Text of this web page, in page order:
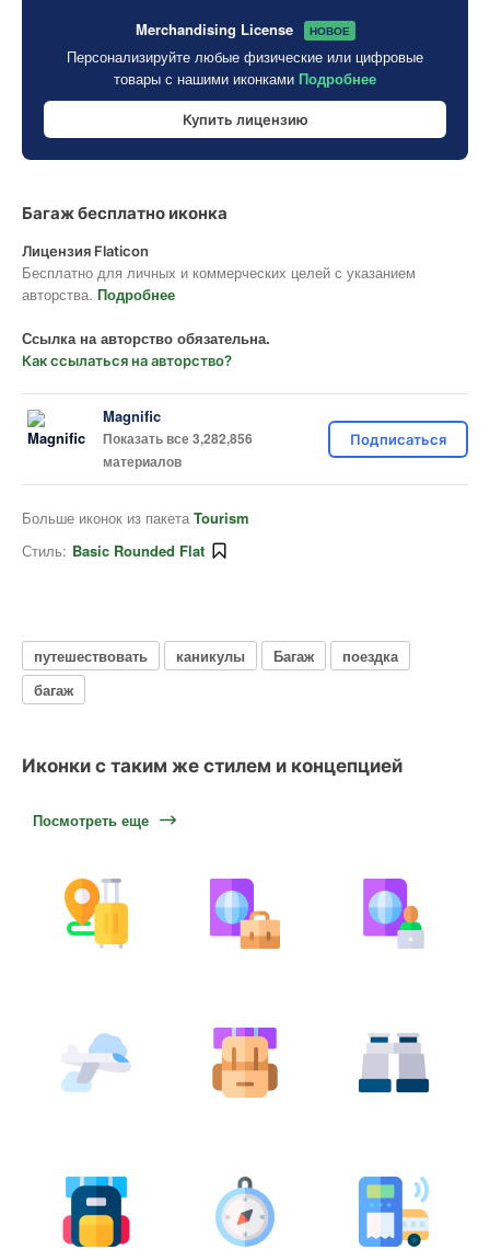
Merchandising License НОВОЕ
Персонализируйте любые физические или цифровые
товары с нашими иконками Подробнее
Купить лицензию
Багаж бесплатно иконка
Лицензия Flaticon
Бесплатно для личных и коммерческих целей с указанием
авторства. Подробнее
Ссылка на авторство обязательна.
Как ссылаться на авторство?
Magnific
Показать все 3,282,856
материалов
Подписаться
Больше иконок из пакета Tourism
Стиль: Basic Rounded Flat
путешествовать каникулы Багаж
поездка
багаж
Иконки с таким же стилем и концепцией
Посмотреть еще